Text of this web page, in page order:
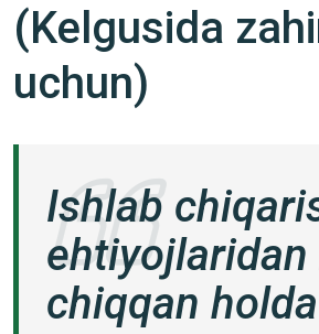
(Kelgusida
uchun)
Ishlab
ehtiyojlaridan
chiqqan holda